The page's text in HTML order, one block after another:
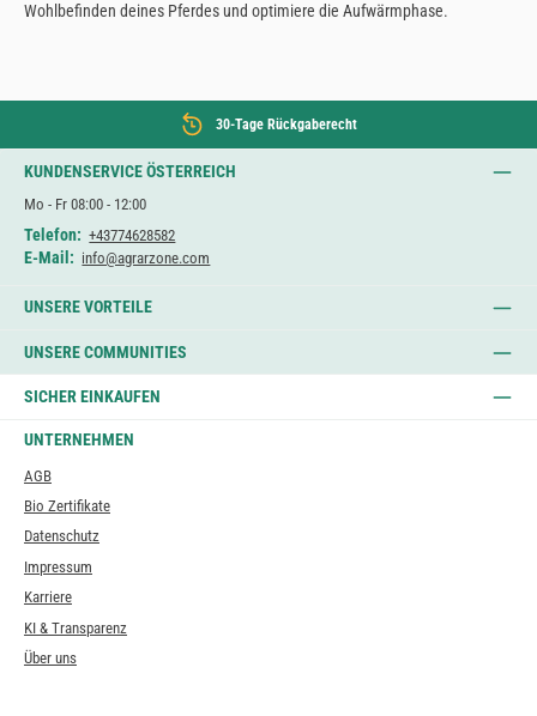
Wohlbefinden deines Pferdes und optimiere die Aufwärmphase.
30-Tage Rückgaberecht
KUNDENSERVICE ÖSTERREICH
Mo - Fr 08:00 - 12:00
Telefon: +43774628582
E-Mail: info@agrarzone.com
UNSERE VORTEILE
UNSERE COMMUNITIES
SICHER EINKAUFEN
UNTERNEHMEN
AGB
Bio Zertifikate
Datenschutz
Impressum
Karriere
KI & Transparenz
Über uns